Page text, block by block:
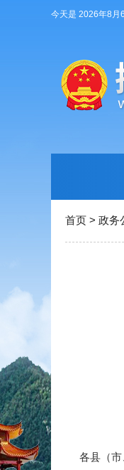
今天是 2026年8月
首页 > 政务
各县（